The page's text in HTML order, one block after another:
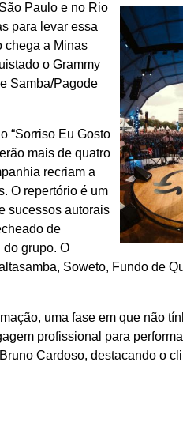
Paulo e no Rio
para levar essa
chega a Minas
o Grammy
Samba/Pagode
“Sorriso Eu Gosto
mais de quatro
recriam a
O repertório é um
sucessos autorais
de
grupo. O
Soweto, Fundo de
uma fase em que não
profissional para
Cardoso, destacando o